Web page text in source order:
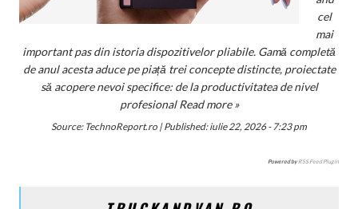
cel
mai
important pas din istoria dispozitivelor pliabile. Gamă completă
de anul acesta aduce pe piață trei concepte distincte, proiectate
să acopere nevoi specifice: de la productivitatea de nivel
profesionalRead more »
Source: TechnoReport.ro |Published:iulie 22, 2026 - 7:23 pm
Powered byRSS Feed Plugin